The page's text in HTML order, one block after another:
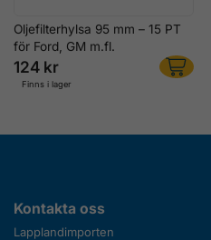
Oljefilterhylsa 95 mm – 15 PT
för Ford, GM m.fl.
124 kr
Finns i lager
Kontakta oss
Lapplandimporten